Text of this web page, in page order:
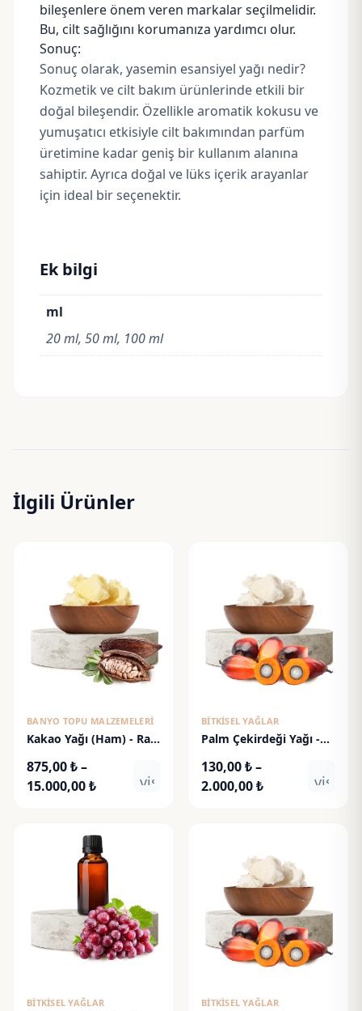
bileşenlere önem veren markalar seçilmelidir.
Bu, cilt sağlığını korumanıza yardımcı olur.
Sonuç:
Sonuç olarak, yasemin esansiyel yağı nedir?
Kozmetik ve cilt bakım ürünlerinde etkili bir
doğal bileşendir. Özellikle aromatik kokusu ve
yumuşatıcı etkisiyle cilt bakımından parfüm
üretimine kadar geniş bir kullanım alanına
sahiptir. Ayrıca doğal ve lüks içerik arayanlar
için ideal bir seçenektir.
Ek bilgi
ml
20 ml, 50 ml, 100 ml
İlgili Ürünler
BANYO TOPU MALZEMELERI
Kakao Yağı (Ham) - Raw
875,00₺–
15.000,00₺Fiyat
-
15.000,00 ₺
visibility
BITKISEL YAĞLAR
Palm Çekirdeği Yağı -
130,00₺–
2.000,00₺Fiyat
2.000,00 ₺
BITKISEL YAĞLAR BITKISEL YAĞLAR